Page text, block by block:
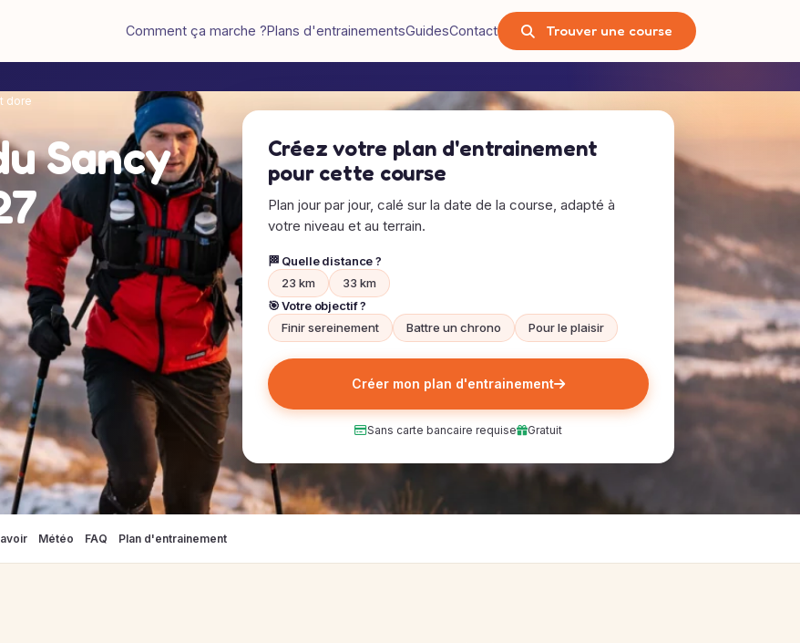
Comment ça marche ?Plans d'entrainementsGuidesContact Trouver une course
dore
Sancy
Créez votre plan d'entrainement
pour cette course
Plan jour par jour, calé sur la date de la course, adapté à
votre niveau et au terrain.
🏁 Quelle distance ?
23 km
33 km
🎯 Votre objectif ?
Finir sereinement
Battre un chrono Pour le plaisir
Créer mon plan d'entrainement
Sans carte bancaire requise Gratuit
Météo FAQ Plan d'entrainement